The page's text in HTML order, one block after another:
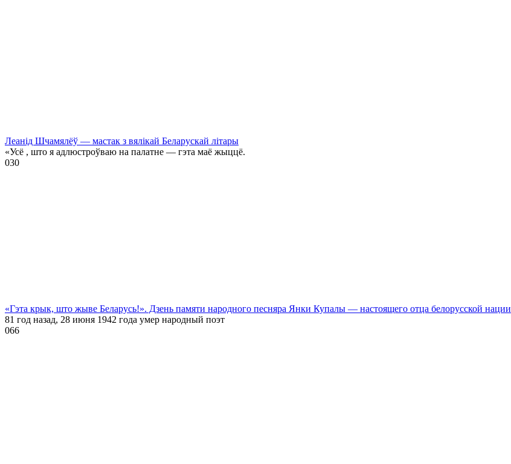
Леанід Шчамялёў — мастак з вялікай Беларускай літары
«Усё , што я адлюстроўваю на палатне — гэта маё жыццё.
030
«Гэта крык, што жыве Беларусь!». Дзень памяти народного песняра Янки Купалы — настоящего отца белорусской нации
81 год назад, 28 июня 1942 года умер народный поэт
066